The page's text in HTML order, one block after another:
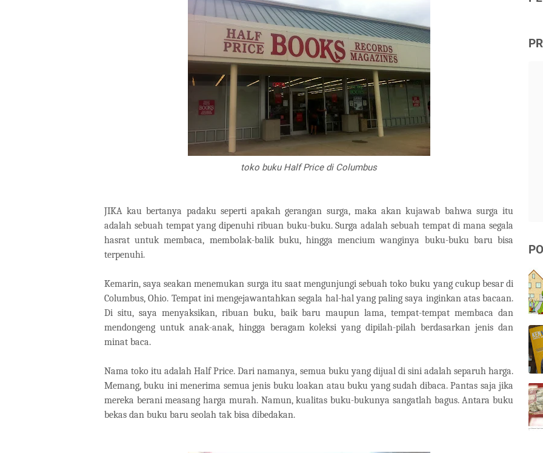
toko buku Half Price di Columbus
JIKA kau bertanya padaku seperti apakah gerangan surga, maka akan kujawab bahwa surga itu
adalah sebuah tempat yang dipenuhi ribuan buku-buku. Surga adalah sebuah tempat di mana segala
hasrat untuk membaca, membolak-balik buku, hingga mencium wanginya buku-buku baru bisa
terpenuhi.
Kemarin, saya seakan menemukan surga itu saat mengunjungi sebuah toko buku yang cukup besar di
Columbus, Ohio. Tempat ini mengejawantahkan segala hal-hal yang paling saya inginkan atas bacaan.
Di situ, saya menyaksikan, ribuan buku, baik baru maupun lama, tempat-tempat membaca dan
mendongeng untuk anak-anak, hingga beragam koleksi yang dipilah-pilah berdasarkan jenis dan
minat baca.
Nama toko itu adalah Half Price. Dari namanya, semua buku yang dijual di sini adalah separuh harga.
Memang, buku ini menerima semua jenis buku loakan atau buku yang sudah dibaca. Pantas saja jika
mereka berani measang harga murah. Namun, kualitas buku-bukunya sangatlah bagus. Antara buku
bekas dan buku baru seolah tak bisa dibedakan.